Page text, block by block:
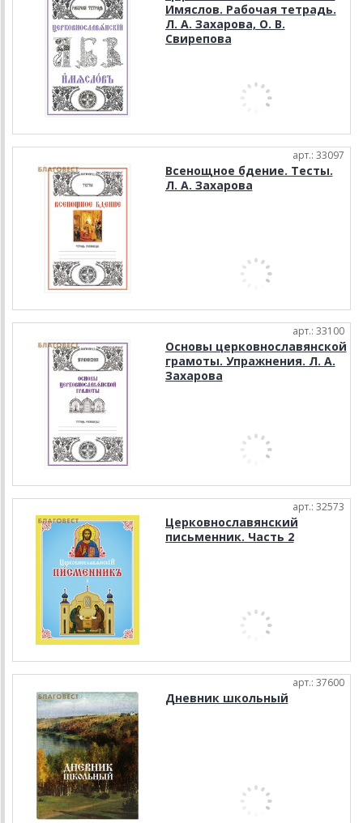
Имяслов. Рабочая тетрадь.
Л. А. Захарова, О. В.
Свирепова
арт.: 33097
Всенощное бдение. Тесты.
Л. А. Захарова
арт.: 33100
Основы церковнославянской
грамоты. Упражнения. Л. А.
Захарова
арт.: 32573
Церковнославянский
письменник. Часть 2
арт.: 37600
Дневник школьный